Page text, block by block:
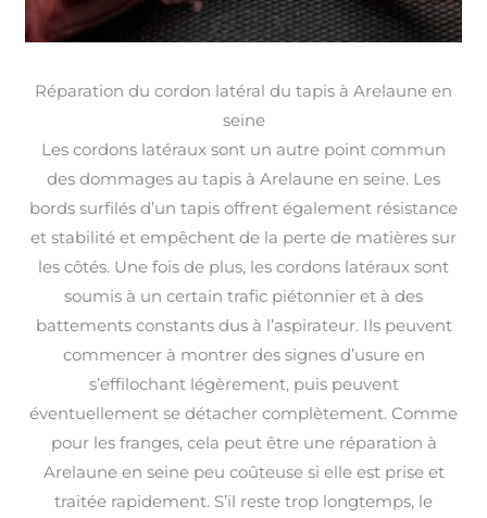
Réparation du cordon latéral du tapis à Arelaune en
seine
Les cordons latéraux sont un autre point commun
des dommages au tapis à Arelaune en seine. Les
bords surfilés d’un tapis offrent également résistance
et stabilité et empêchent de la perte de matières sur
les côtés. Une fois de plus, les cordons latéraux sont
soumis à un certain trafic piétonnier et à des
battements constants dus à l’aspirateur. Ils peuvent
commencer à montrer des signes d’usure en
s’effilochant légèrement, puis peuvent
éventuellement se détacher complètement. Comme
pour les franges, cela peut être une réparation à
Arelaune en seine peu coûteuse si elle est prise et
traitée rapidement. S’il reste trop longtemps, le